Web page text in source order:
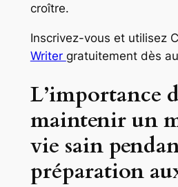
croître.
Inscrivez-vous et utilisez
Writer gratuitement dès
L’importance
maintenir un
vie sain
préparation